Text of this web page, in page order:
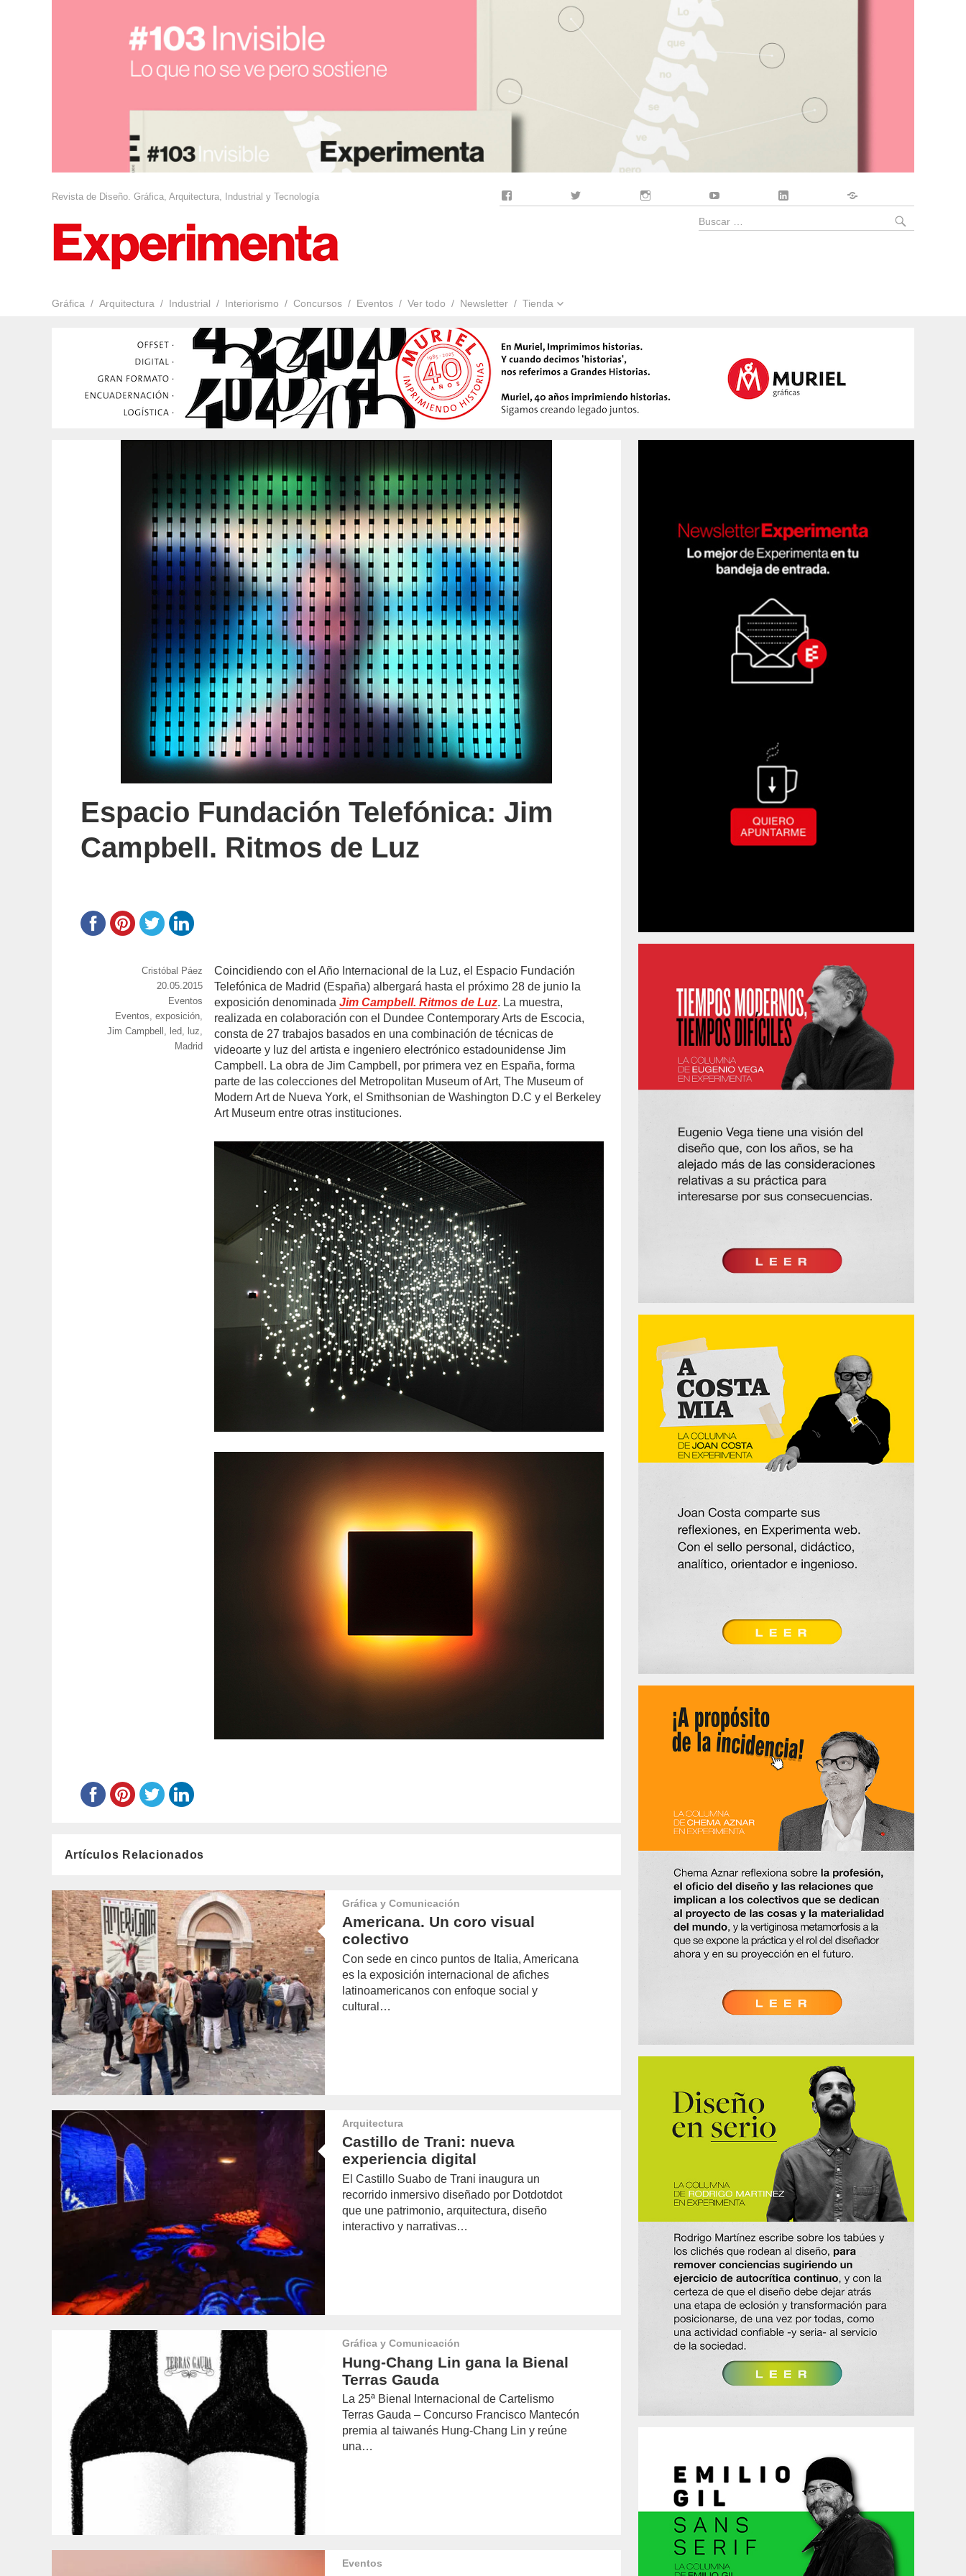
Revista de Diseño. Gráfica, Arquitectura, Industrial y Tecnología
Gráfica Arquitectura Industrial Interiorismo Concursos Eventos Ver todo Newsletter Tienda
Buscar
Espacio Fundación Telefónica: Jim
Campbell. Ritmos de Luz
Coincidiendo con el Año Internacional de la Luz, el Espacio Fundación
Telefónica de Madrid (España) albergará hasta el próximo 28 de junio la
exposición denominadaJim Campbell. Ritmos de Luz. La muestra,
realizada en colaboración con el Dundee Contemporary Arts de Escocia,
consta de 27 trabajos basados en una combinación de técnicas de
videoarte y luz del artista e ingeniero electrónico estadounidense Jim
Campbell. La obra de Jim Campbell, por primera vez en España, forma
parte de las colecciones del Metropolitan Museum of Art, The Museum of
Modern Art de Nueva York, el Smithsonian de Washington D.C y el Berkeley
Art Museum entre otras instituciones.
https://www.experimenta.es/author/cristobal-
paez/
Cristóbal Páez
Publicado
20.05.2015
Categorías
Eventos
Etiquetas
Eventos,exposición,
Jim Campbell , led, luz,
Madrid
Artículos Relacionados
Gráfica y Comunicación
Americana. Un coro visual
colectivo
Con sede en cinco puntos de Italia, Americana
es la exposición internacional de afiches
latinoamericanos con enfoque social y
cultural…
Arquitectura
Castillo de Trani: nueva
experiencia digital
El Castillo Suabo de Trani inaugura un
recorrido inmersivo diseñado por Dotdotdot
que une patrimonio, arquitectura, diseño
interactivo y narrativas…
Gráfica y Comunicación
Hung-Chang Lin gana la Bienal
Terras Gauda
La 25ª Bienal Internacional de Cartelismo
Terras Gauda – Concurso Francisco Mantecón
premia al taiwanés Hung-Chang Lin y reúne
una…
Eventos